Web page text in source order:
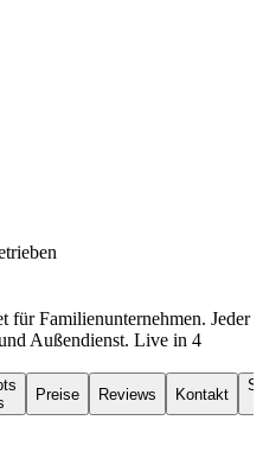
für Familienunternehmen. Jeder
Außendienst. Live in 4
Preise Reviews Kontakt